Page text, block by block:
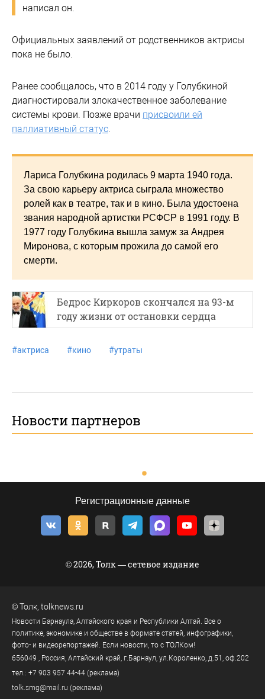
написал он.
Официальных заявлений от родственников актрисы
пока не было.
Ранее сообщалось, что в 2014 году у Голубкиной
диагностировали злокачественное заболевание
системы крови. Позже врачи присвоили ей
паллиативный статус.
Лариса Голубкина родилась 9 марта 1940 года.
За свою карьеру актриса сыграла множество
ролей как в театре, так и в кино. Была удостоена
звания народной артистки РСФСР в 1991 году. В
1977 году Голубкина вышла замуж за Андрея
Миронова, с которым прожила до самой его
смерти.
Бедрос Киркоров скончался на 93-м
году жизни от остановки сердца
#актриса #кино #утраты
Новости партнеров
Регистрационные данные
© 2026, Толк — сетевое издание
©Толк tolknews.ru
Новости Барнаула, Алтайского края и Республики Алтай. Все о
политике, экономике и обществе в формате статей, инфографики,
фото- и видеорепортажей. Если новости, то с ТОЛКом!
656049 , Россия, Алтайский край, г.Барнаул, ул.Короленко, д.51, оф.202
тел.: +7 903 957 44-44 (реклама)
tolk.smg@mail.ru (реклама)